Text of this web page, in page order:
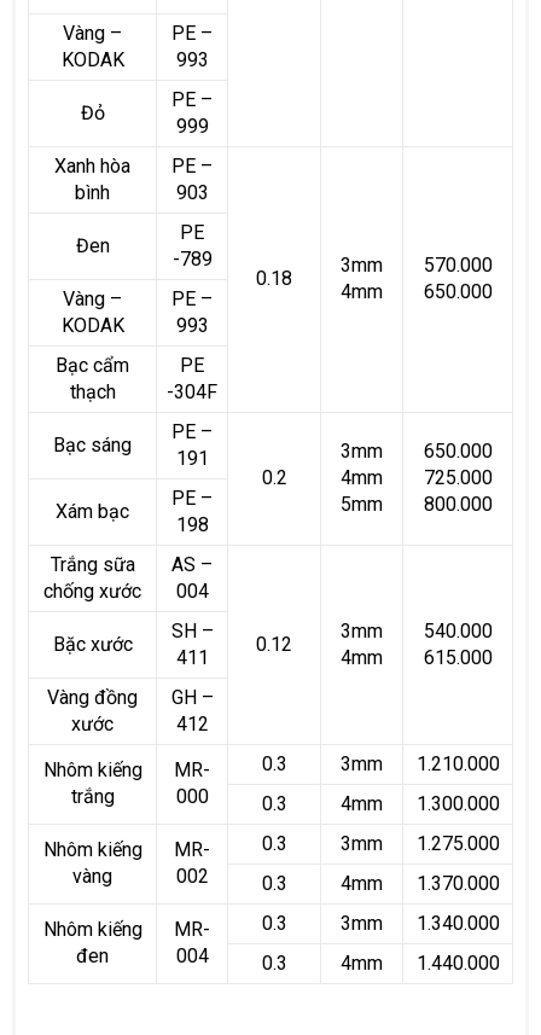
Vàng –
KODAK
PE –
993
Đỏ
PE –
999
Xanh hòa
bình
PE –
903
0.18
3mm
4mm
570.000
650.000
Đen
PE
-789
Vàng –
KODAK
PE –
993
Bạc cẩm
thạch
PE
-304F
Bạc sáng
PE –
191
0.2
3mm
4mm
5mm
650.000
725.000
800.000
Xám bạc
PE –
198
Trắng sữa
chống xước
AS –
004
0.12
3mm
4mm
540.000
615.000
Bặc xước
SH –
411
Vàng đồng
xước
GH –
412
Nhôm kiếng
trắng
MR-
000
0.3 3mm
1.210.000
0.3
4mm
1.300.000
Nhôm kiếng
vàng
MR-
002
0.3 3mm
1.275.000
0.3
4mm
1.370.000
Nhôm kiếng
đen
MR-
004
0.3 3mm
1.340.000
0.3
4mm 1.440.000